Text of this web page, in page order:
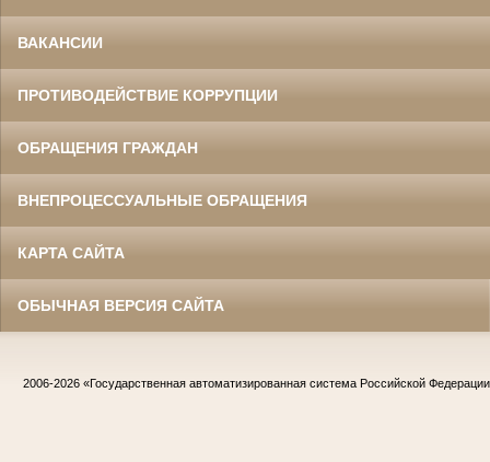
ВАКАНСИИ
ПРОТИВОДЕЙСТВИЕ КОРРУПЦИИ
ОБРАЩЕНИЯ ГРАЖДАН
ВНЕПРОЦЕССУАЛЬНЫЕ ОБРАЩЕНИЯ
КАРТА САЙТА
ОБЫЧНАЯ ВЕРСИЯ САЙТА
2006-2026 «Государственная автоматизированная система Российской